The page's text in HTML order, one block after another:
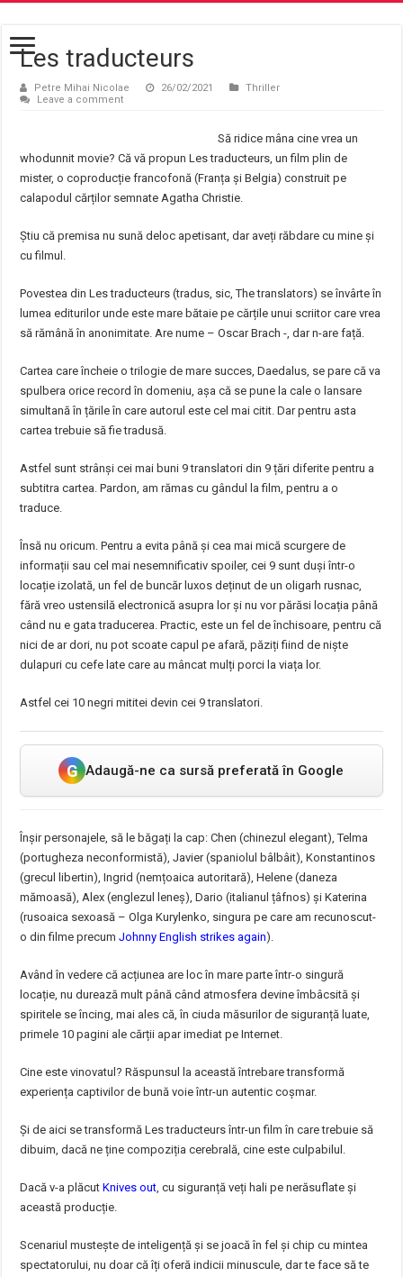
Les traducteurs
Petre Mihai Nicolae 26/02/2021
Thriller
Leave a comment
Să ridice mâna cine vrea un
whodunnit movie? Că vă propun Les traducteurs, un film plin de
mister, o coproducție francofonă (Franța și Belgia) construit pe
calapodul cărților semnate Agatha Christie.
Știu că premisa nu sună deloc apetisant, dar aveți răbdare cu mine și
cu filmul.
Povestea din Les traducteurs (tradus, sic, The translators) se învârte în
lumea editurilor unde este mare bătaie pe cărțile unui scriitor care vrea
să rămână în anonimitate. Are nume – Oscar Brach -, dar n-are față.
Cartea care încheie o trilogie de mare succes, Daedalus, se pare că va
spulbera orice record în domeniu, așa că se pune la cale o lansare
simultană în țările în care autorul este cel mai citit. Dar pentru asta
cartea trebuie să fie tradusă.
Astfel sunt strânși cei mai buni 9 translatori din 9 țări diferite pentru a
subtitra cartea. Pardon, am rămas cu gândul la film, pentru a o
traduce.
Însă nu oricum. Pentru a evita până și cea mai mică scurgere de
informații sau cel mai nesemnificativ spoiler, cei 9 sunt duși într-o
locație izolată, un fel de buncăr luxos deținut de un oligarh rusnac,
fără vreo ustensilă electronică asupra lor și nu vor părăsi locația până
când nu e gata traducerea. Practic, este un fel de închisoare, pentru că
nici de ar dori, nu pot scoate capul pe afară, păziți fiind de niște
dulapuri cu cefe late care au mâncat mulți porci la viața lor.
Astfel cei 10 negri mititei devin cei 9 translatori.
G Adaugă-ne ca sursă preferată în Google
Înșir personajele, să le băgați la cap: Chen (chinezul elegant), Telma
(portugheza neconformistă), Javier (spaniolul bâlbâit), Konstantinos
(grecul libertin), Ingrid (nemțoaica autoritară), Helene (daneza
mămoasă), Alex (englezul leneș), Dario (italianul țâfnos) și Katerina
(rusoaica sexoasă – Olga Kurylenko, singura pe care am recunoscut-
o din filme precumJohnny English strikes again).
Având în vedere că acțiunea are loc în mare parte într-o singură
locație, nu durează mult până când atmosfera devine îmbâcsită și
spiritele se încing, mai ales că, în ciuda măsurilor de siguranță luate,
primele 10 pagini ale cărții apar imediat pe Internet.
Cine este vinovatul? Răspunsul la această întrebare transformă
experiența captivilor de bună voie într-un autentic coșmar.
Și de aici se transformă Les traducteurs într-un film în care trebuie să
dibuim, dacă ne ține compoziția cerebrală, cine este culpabilul.
Dacă v-a plăcutKnives out, cu siguranță veți hali pe nerăsuflate și
această producție.
Scenariul mustește de inteligență și se joacă în fel și chip cu mintea
spectatorului, nu doar că îți oferă indicii minuscule, dar te face să te